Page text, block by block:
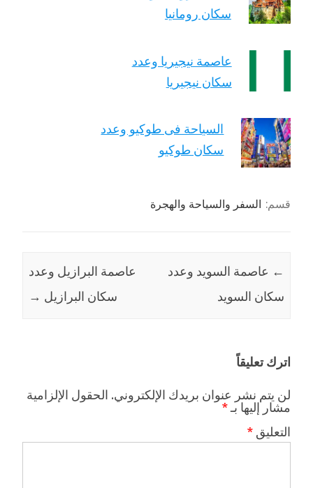
سكان رومانيا
عاصمة نيجيريا وعدد
سكان نيجيريا
السياحة فى طوكيو وعدد
سكان طوكيو
قسم: السفر والسياحة والهجرة
← عاصمة السويد وعدد
سكان السويد
عاصمة البرازيل وعدد
سكان البرازيل →
اترك تعليقاً
لن يتم نشر عنوان بريدك الإلكتروني. الحقول الإلزامية
مشار إليها بـ *
التعليق *